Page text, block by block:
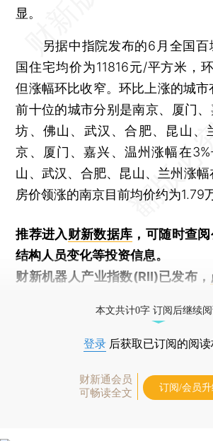
显。
另据中指院发布的6月全国百
国住宅均价为11816元/平方米，
但涨幅环比收窄。环比上涨的城
前十位的城市分别是南京、厦门
坊、佛山、武汉、合肥、昆山、
京、厦门、嘉兴、温州涨幅在
山、武汉、合肥、昆山、兰州涨幅
房价领涨的南京目前均价约为1.79
推荐进入财新数据库 ，可随时查
结构人员变化等投资信息。
财新机器人产业指数(RII)已发布，
本文共计0字 订阅后继续
登录 后获取已订阅的阅读
财新通会员
可畅读全文
订阅/会员升